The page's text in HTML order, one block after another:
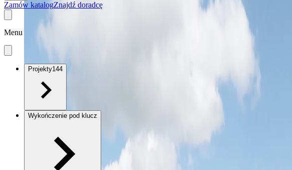
Zamów katalogZnajdź doradcę
Menu
Projekty144
Wykończenie pod klucz